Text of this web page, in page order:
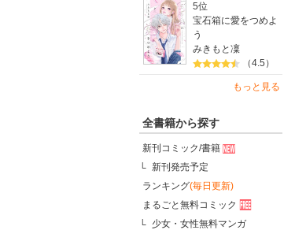
5位
宝石箱に愛をつめよ
う
みきもと凜
（4.5）
もっと見る
全書籍から探す
新刊コミック/書籍
新刊発売予定
ランキング(毎日更新)
まるごと無料コミック
少女・女性無料マンガ